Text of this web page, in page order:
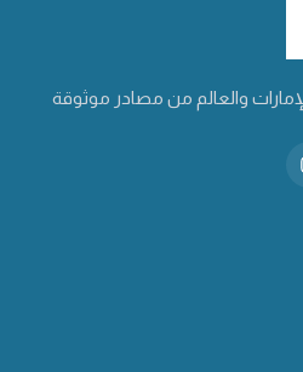
والعالم من مصادر موثوقة